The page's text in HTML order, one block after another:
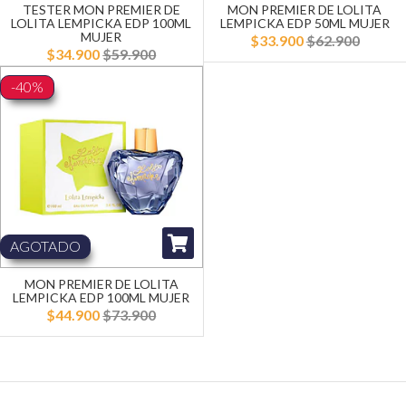
TESTER MON PREMIER DE
LOLITA LEMPICKA EDP 100ML
MUJER
$34.900$59.900
MON PREMIER DE LOLITA
LEMPICKA EDP 50ML MUJER
$33.900$62.900
-40%
AGOTADO
MON PREMIER DE LOLITA
LEMPICKA EDP 100ML MUJER
$44.900$73.900